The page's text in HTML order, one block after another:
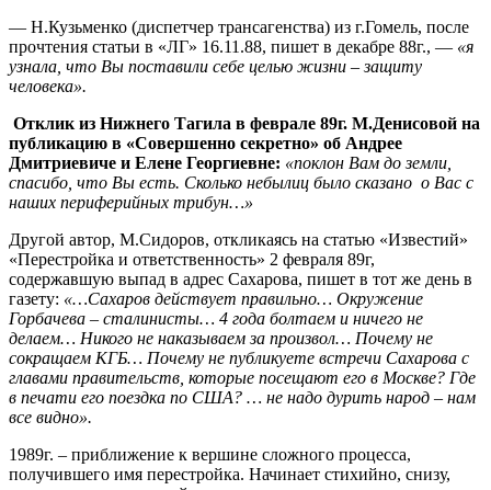
— Н.Кузьменко (диспетчер трансагенства) из г.Гомель, после
прочтения статьи в «ЛГ» 16.11.88, пишет в декабре 88г., — «я
узнала, что Вы поставили себе целью жизни – защиту
человека».
Отклик из Нижнего Тагила в феврале 89г. М.Денисовой на
публикацию в «Совершенно секретно» об Андрее
Дмитриевиче и Елене Георгиевне: «поклон Вам до земли,
спасибо, что Вы есть. Сколько небылиц было сказано о Вас с
наших периферийных трибун…»
Другой автор, М.Сидоров, откликаясь на статью «Известий»
«Перестройка и ответственность» 2 февраля 89г,
содержавшую выпад в адрес Сахарова, пишет в тот же день в
газету: «…Сахаров действует правильно… Окружение
Горбачева – сталинисты… 4 года болтаем и ничего не
делаем… Никого не наказываем за произвол… Почему не
сокращаем КГБ… Почему не публикуете встречи Сахарова с
главами правительств, которые посещают его в Москве? Где
в печати его поездка по США? … не надо дурить народ – нам
все видно».
1989г. – приближение к вершине сложного процесса,
получившего имя перестройка. Начинает стихийно, снизу,